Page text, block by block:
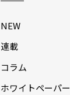
NEW
連載
コラム
ホワイトペーパー